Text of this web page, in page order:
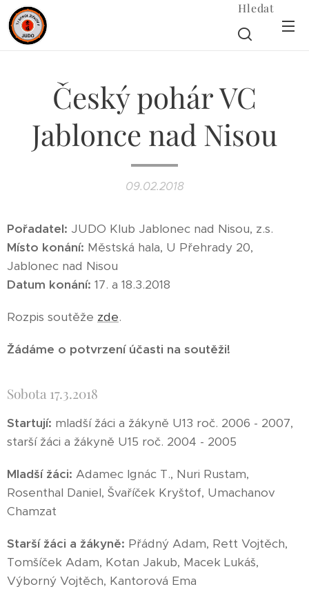
Hledat
Český pohár VC
Jablonce nad Nisou
09.02.2018
Pořadatel: JUDO Klub Jablonec nad Nisou, z.s.
Místo konání: Městská hala, U Přehrady 20,
Jablonec nad Nisou
Datum konání: 17. a 18.3.2018
Rozpis soutěže zde.
Žádáme o potvrzení účasti na soutěži!
Sobota 17.3.2018
Startují: mladší žáci a žákyně U13 roč. 2006 - 2007,
starší žáci a žákyně U15 roč. 2004 - 2005
Mladší žáci: Adamec Ignác T., Nuri Rustam,
Rosenthal Daniel, Švaříček Kryštof, Umachanov
Chamzat
Starší žáci a žákyně: Přádný Adam, Rett Vojtěch,
Tomšíček Adam, Kotan Jakub, Macek Lukáš,
Výborný Vojtěch, Kantorová Ema